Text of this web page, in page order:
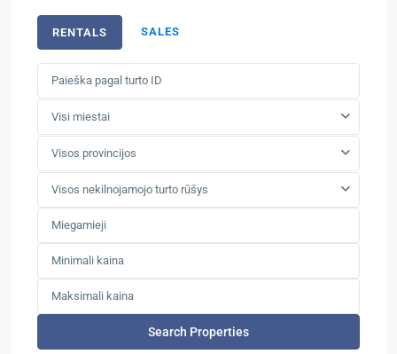
RENTALS SALES
Visi miestai
Visos provincijos
Visos nekilnojamojo turto rūšys